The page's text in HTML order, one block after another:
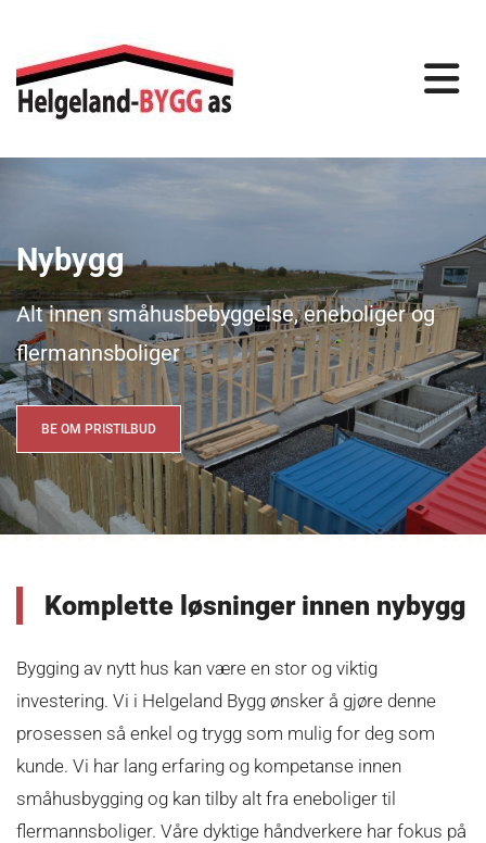
Nybygg
Alt innen småhusbebyggelse, eneboliger og
flermannsboliger
BE OM PRISTILBUD
Komplette løsninger innen nybygg
Bygging av nytt hus kan være en stor og viktig
investering. Vi i Helgeland Bygg ønsker å gjøre denne
prosessen så enkel og trygg som mulig for deg som
kunde. Vi har lang erfaring og kompetanse innen
småhusbygging og kan tilby alt fra eneboliger til
flermannsboliger. Våre dyktige håndverkere har fokus på